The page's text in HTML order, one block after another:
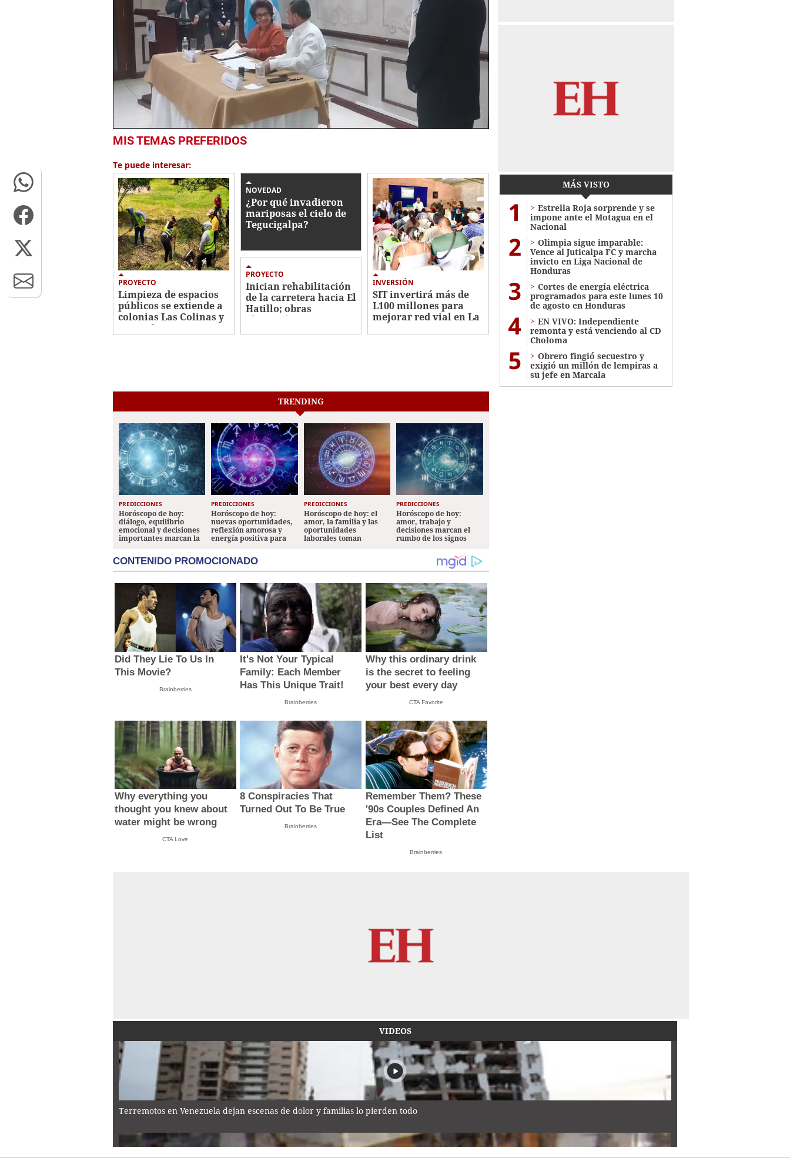
seconds
1
minute,
11
secondsVolume
0%
MIS TEMAS PREFERIDOS
Te puede interesar:
PROYECTO
Limpieza de espacios
públicos se extiende a
colonias Las Colinas y
Kennedy
NOVEDAD
¿Por qué invadieron
mariposas el cielo de
Tegucigalpa?
PROYECTO
Inician rehabilitación
de la carretera hacia El
Hatillo; obras
abarcarán nueve
kilómetros
INVERSIÓN
SIT invertirá más de
L100 millones para
mejorar red vial en La
MÁS VISTO
1
Estrella Roja sorprende y se
impone ante el Motagua en el
Nacional
2
Olimpia sigue imparable:
Vence al Juticalpa FC y marcha
invicto en Liga Nacional de
Honduras
3
Cortes de energía eléctrica
programados para este lunes 10
de agosto en Honduras
4
EN VIVO: Independiente
remonta y está venciendo al CD
Choloma
5
Obrero fingió secuestro y
exigió un millón de lempiras a
su jefe en Marcala
TRENDING
PREDICCIONES
Horóscopo de hoy:
diálogo, equilibrio
emocional y decisiones
importantes marcan la
PREDICCIONES
Horóscopo de hoy:
nuevas oportunidades,
reflexión amorosa y
energía positiva para
PREDICCIONES
Horóscopo de hoy: el
amor, la familia y las
oportunidades
laborales toman
PREDICCIONES
Horóscopo de hoy:
amor, trabajo y
decisiones marcan el
rumbo de los signos
CONTENIDO PROMOCIONADO
Did They Lie To Us In
This Movie?
Brainberries
It's Not Your Typical
Family: Each Member
Has This Unique Trait!
Brainberries
Why this ordinary drink
is the secret to feeling
your best every day
CTA Favorite
Why everything you
thought you knew about
water might be wrong
CTA Love
8 Conspiracies That
Turned Out To Be True
Brainberries
Remember Them? These
'90s Couples Defined An
Era—See The Complete
List
Brainberries
VIDEOS
Terremotos en Venezuela dejan escenas de dolor y familias lo pierden todo